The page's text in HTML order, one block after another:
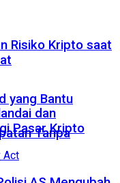
yang Bantu
Tanpa
Risiko Kripto saat
dan
Pasar Kripto